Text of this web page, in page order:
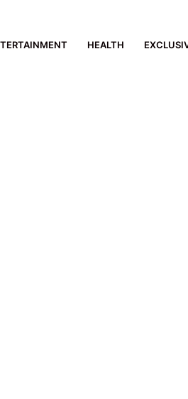
HEALTH